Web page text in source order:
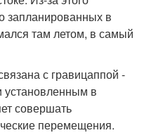
запланированных в
там летом, в самый
с гравицаппой -
установленным в
совершать
перемещения.